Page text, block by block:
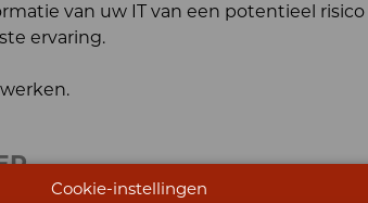
van uw IT van een potentieel risico
ervaring.
Cookie-instellingen